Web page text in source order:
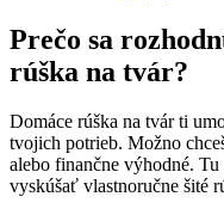
Prečo sa
rúška na tvár?
Domáce rúška na tvár ti
tvojich potrieb. Možno
alebo finančne výhodné.
vyskúšať vlastnoručne šité